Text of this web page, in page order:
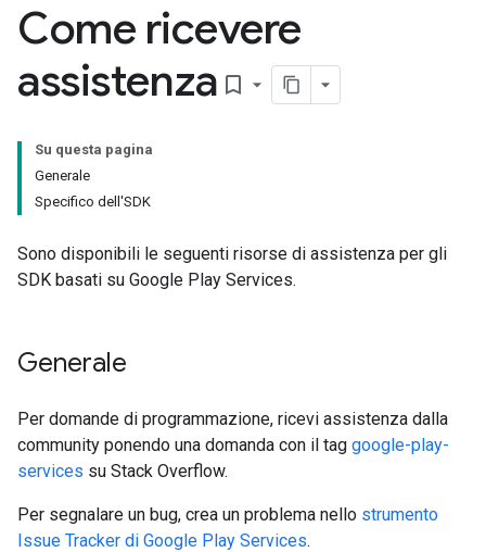
Come ricevere
assistenza bookmark_border
Su questa pagina
Generale
Specifico dell'SDK
Sono disponibili le seguenti risorse di assistenza per gli
SDK basati su Google Play Services.
Generale
Per domande di programmazione, ricevi assistenza dalla
community ponendo una domanda con il tag google-play-
services su Stack Overflow.
Per segnalare un bug, crea un problema nello strumento
Issue Tracker di Google Play Services.